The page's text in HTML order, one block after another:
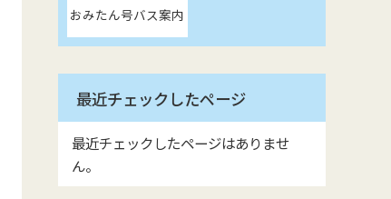
おみたん号バス案内
最近チェックしたページ
最近チェックしたページはありませ
ん。